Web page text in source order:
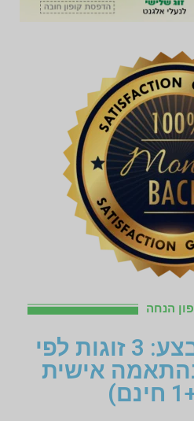
הנחה
מדרסים במבצע: 3 זוגות לפי
אישית